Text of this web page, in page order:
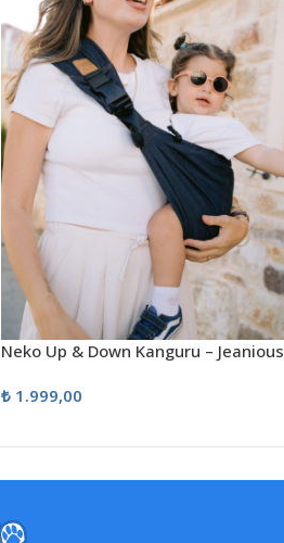
Neko Up & Down Kanguru – Jeanious
₺ 1.999,00